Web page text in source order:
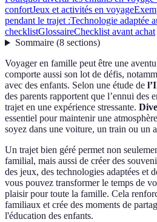
confortJeux et activités en voyage
pendant le trajet :Technologie adaptée
checklistGlossaireChecklist avant achat
Sommaire(8 sections)
Voyager en famille peut être une
comporte aussi son lot de défis,
avec des enfants. Selon une étude de
des parents rapportent que l’ennui des
trajet en une expérience stressante.
essentiel pour maintenir une
soyez dans une voiture, un train ou un
Un trajet bien géré permet non
familial, mais aussi de créer des
des jeux, des technologies adaptées et
vous pouvez transformer le temps de
plaisir pour toute la famille. Cela
familiaux et crée des moments de
l'éducation des enfants.